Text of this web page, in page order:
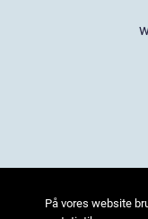
På vores website